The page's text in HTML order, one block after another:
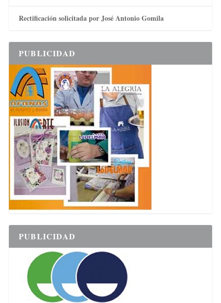
Rectificación solicitada por José Antonio Gomila
PUBLICIDAD
PUBLICIDAD